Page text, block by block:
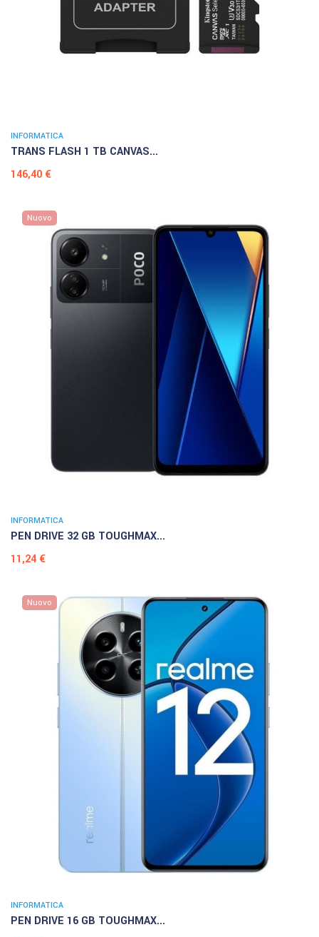
INFORMATICA
TRANS FLASH 1 TB CANVAS...
Prezzo
146,40 €
Nuovo
INFORMATICA
PEN DRIVE 32 GB TOUGHMAX...
Prezzo
11,24 €
Nuovo
INFORMATICA
PEN DRIVE 16 GB TOUGHMAX...